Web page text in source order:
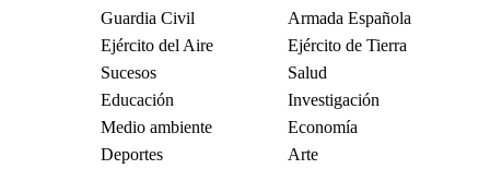
Guardia Civil
Armada Española
Ejército del Aire
Ejército de Tierra
Sucesos
Salud
Educación
Investigación
Medio ambiente
Economía
Deportes
Arte